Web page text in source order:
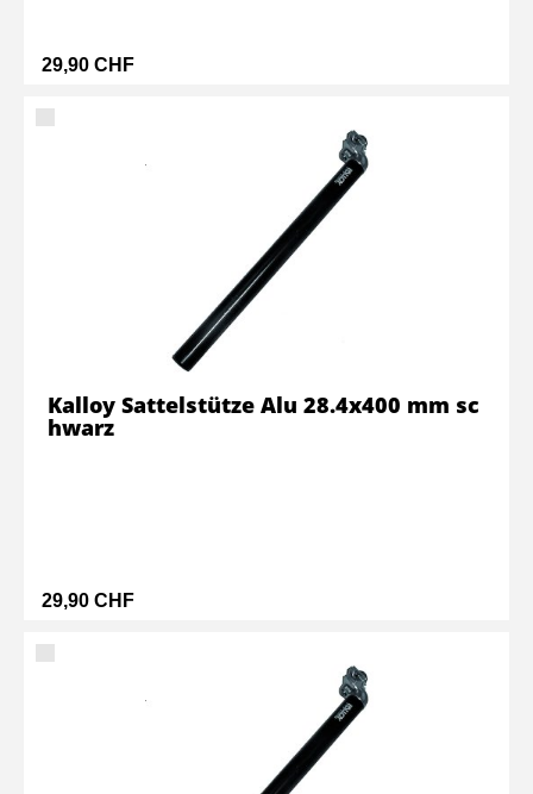
29,90 CHF
29,90 CHF
Kalloy Sattelstütze Alu 28.4x400 mm sc
hwarz